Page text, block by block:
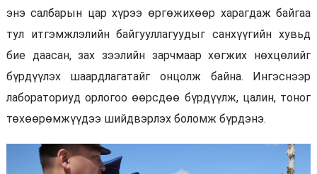
энэ салбарын цар хүрээ өргөжихөөр харагдаж байгаа
тул итгэмжлэлийн байгууллагуудыг санхүүгийн хувьд
бие даасан, зах зээлийн зарчмаар хөгжих нөхцөлийг
бүрдүүлэх шаардлагатайг онцолж байна. Ингэснээр
лабораториуд орлогоо өөрсдөө бүрдүүлж, цалин, тоног
төхөөрөмжүүдээ шийдвэрлэх боломж бүрдэнэ.